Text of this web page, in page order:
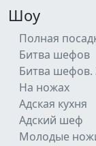
Шоу
Полная
Битва шефов
Битва шефов.
На ножах
Адская кухня
Адский шеф
Молодые